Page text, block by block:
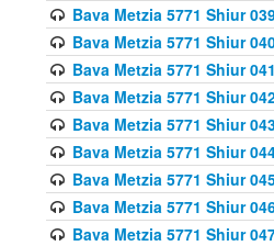
Bava Metzia 5771 Shiur
Bava Metzia 5771 Shiur
Bava Metzia 5771 Shiur
Bava Metzia 5771 Shiur
Bava Metzia 5771 Shiur
Bava Metzia 5771 Shiur
Bava Metzia 5771 Shiur
Bava Metzia 5771 Shiur
Bava Metzia 5771 Shiur